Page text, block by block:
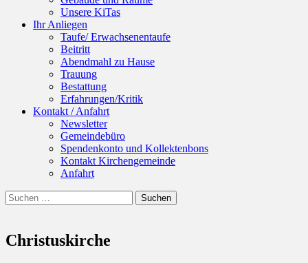
Unsere KiTas
Ihr Anliegen
Taufe/ Erwachsenentaufe
Beitritt
Abendmahl zu Hause
Trauung
Bestattung
Erfahrungen/Kritik
Kontakt / Anfahrt
Newsletter
Gemeindebüro
Spendenkonto und Kollektenbons
Kontakt Kirchengemeinde
Anfahrt
Suchen
Suchen
nach:
Christuskirche